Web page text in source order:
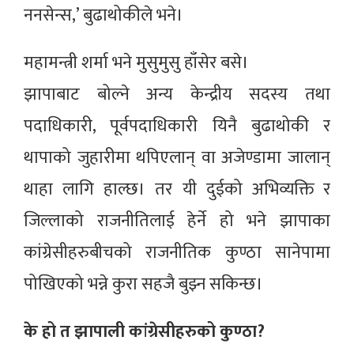
ननसेन्स,’ बुढाथोकीले भने।
महामन्त्री शर्मा भने मुसुमुसु हाँसेर बसे।
झापाबाट बोल्ने अन्य केन्द्रीय सदस्य तथा
पदाधिकारी, पूर्वपदाधिकारी यिनै बुढाथोकी र
थापाको जुहारीमा थपिएलान् वा अजेण्डामा जालान्
थाहा लागि हाल्छ। तर यी दुईको अभिव्यक्ति र
जिल्लाको राजनीतिलाई हेर्ने हो भने झापाका
कांग्रेसीहरुबीचको राजनीतिक कुण्ठा सानेपामा
पोखिएको भन्ने कुरा सहजै बुझ्न सकिन्छ।
के हो त झापाली कांग्रेसीहरुको कुण्ठा?